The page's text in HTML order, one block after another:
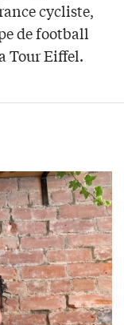
cycliste,
de football
Tour Eiffel.